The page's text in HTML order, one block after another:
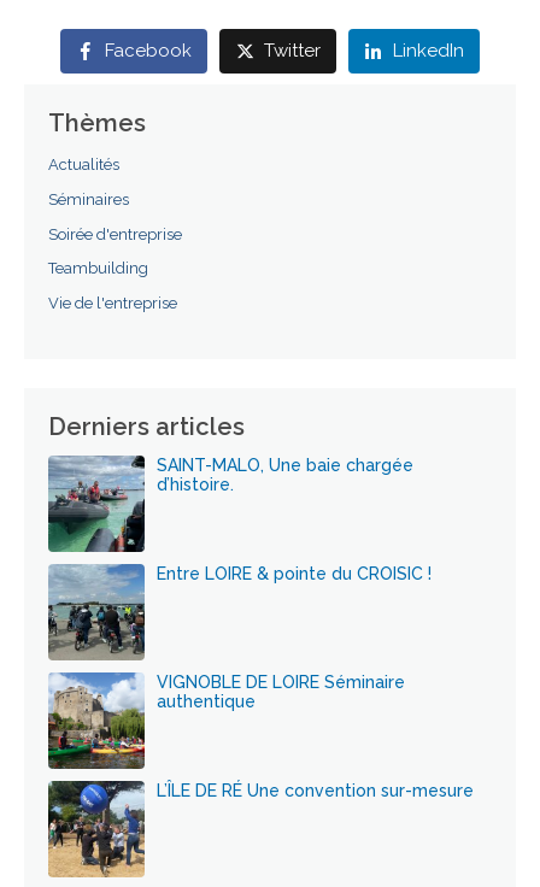
Facebook Twitter LinkedIn
Thèmes
Actualités
Séminaires
Soirée d'entreprise
Teambuilding
Vie de l'entreprise
Derniers articles
SAINT-MALO, Une baie chargée
d’histoire.
Entre LOIRE & pointe du CROISIC !
VIGNOBLE DE LOIRE Séminaire
authentique
L’ÎLE DE RÉ Une convention sur-mesure